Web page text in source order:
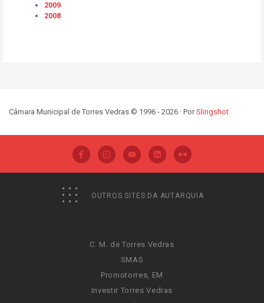
2009
2008
Câmara Municipal de Torres Vedras © 1996 - 2026 · PorSlingshot
OUTROS SITES DA AUTARQUIA
C. M. de Torres Vedras
SMAS
Promotorres, EM
Investir Torres Vedras